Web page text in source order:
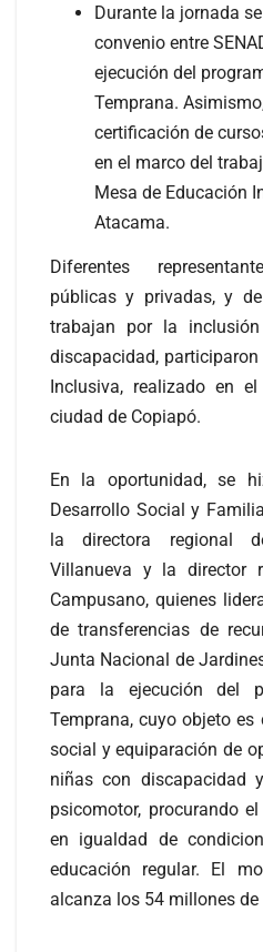
Durante la jornada
convenio entre
ejecución del
Temprana.
certificación de
en el marco del
Mesa de Educación
Atacama.
Diferentes
públicas y privadas, y
trabajan por la
discapacidad,
Inclusiva, realizado en
ciudad de Copiapó.
En la oportunidad, se
Desarrollo Social y
la directora regional
Villanueva y la director
Campusano, quienes
de transferencias de
Junta Nacional de
para la ejecución del
Temprana, cuyo objeto
social y equiparación de
niñas con discapacidad
psicomotor, procurando
en igualdad de
educación regular. El
alcanza los 54 millones de